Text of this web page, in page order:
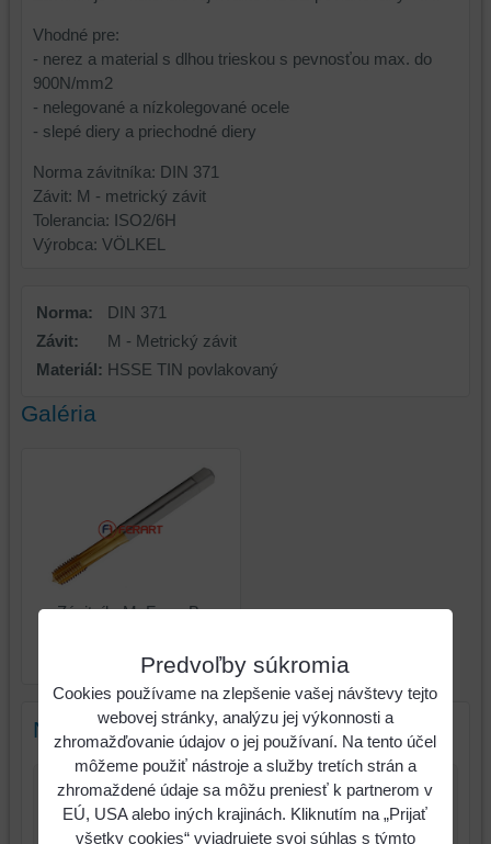
Vhodné pre:
- nerez a material s dlhou trieskou s pevnosťou max. do
900N/mm2
- nelegované a nízkolegované ocele
- slepé diery a priechodné diery
Norma závitníka: DIN 371
Závit: M - metrický závit
Tolerancia: ISO2/6H
Výrobca: VÖLKEL
Norma:
DIN 371
Závit:
M - Metrický závit
Materiál: HSSE TIN povlakovaný
Galéria
Závitník, M, Form B,
VÖLKEL
Nový komentár
Názov:
Predvoľby súkromia
Cookies používame na zlepšenie vašej návštevy tejto
webovej stránky, analýzu jej výkonnosti a
zhromažďovanie údajov o jej používaní. Na tento účel
môžeme použiť nástroje a služby tretích strán a
zhromaždené údaje sa môžu preniesť k partnerom v
EÚ, USA alebo iných krajinách. Kliknutím na „Prijať
všetky cookies“ vyjadrujete svoj súhlas s týmto